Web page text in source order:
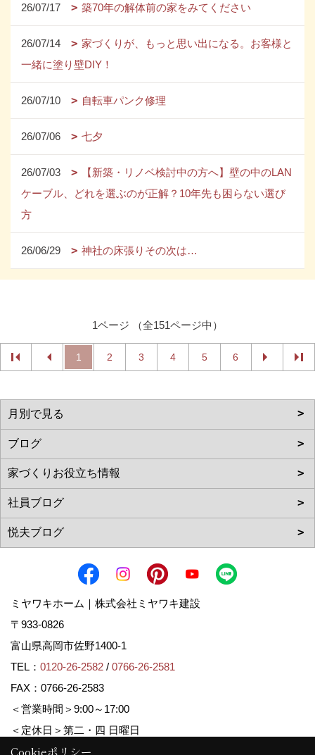
26/07/17 築70年の解体前の家をみてください
26/07/14
家づくりが、もっと思い出になる。お客様と
一緒に塗り壁DIY！
26/07/10 自転車パンク修理
26/07/06 七夕
26/07/03
【新築・リノベ検討中の方へ】壁の中のLAN
ケーブル、どれを選ぶのが正解？10年先も困らない選び
方
26/06/29 神社の床張りその次は…
1ページ （全151ページ中）
1 2 3 4 5 6
ミヤワキホーム｜株式会社ミヤワキ建設
〒933-0826
富山県高岡市佐野1400-1
TEL： 0120-26-2582 / 0766-26-2581
FAX：0766-26-2583
＜営業時間＞9:00～17:00
＜定休日＞第二・四 日曜日
Cookieポリシー